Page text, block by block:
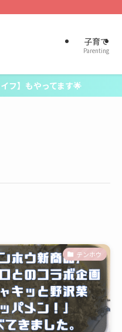
子育て
Parenting
フ】もやってます🌟
テンホウ